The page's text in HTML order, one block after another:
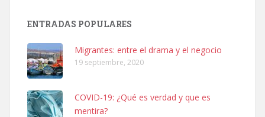
Leales.org » Gran Canaria
ENTRADAS POPULARES
Migrantes: entre el drama y el negocio
19 septiembre, 2020
COVID-19: ¿Qué es verdad y que es
mentira?